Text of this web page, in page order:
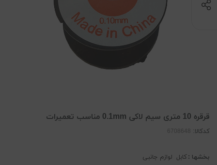
قرقره 10 متری سیم لاکی 0.1mm مناسب تعمیرات
کدکالا:
بخشها :کابل لوازم جانبی